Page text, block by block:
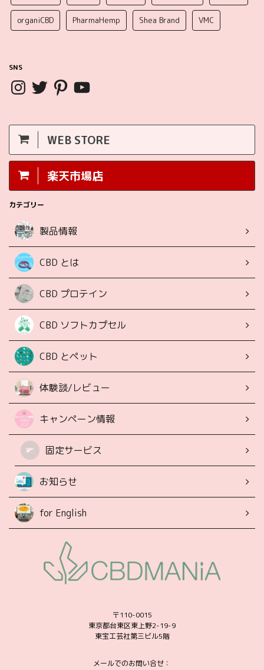
organiCBD PharmaHemp Shea Brand VMC
SNS
WEB STORE
楽天市場店
カテゴリー
製品情報
CBD とは
CBD プロテイン
CBD ソフトカプセル
CBD とペット
体験談/レビュー
キャンペーン情報
固定サービス
お知らせ
for English
〒110-0015
東京都台東区東上野2-19-9
東宝工芸社第三ビル5階
メールでのお問い合せ：